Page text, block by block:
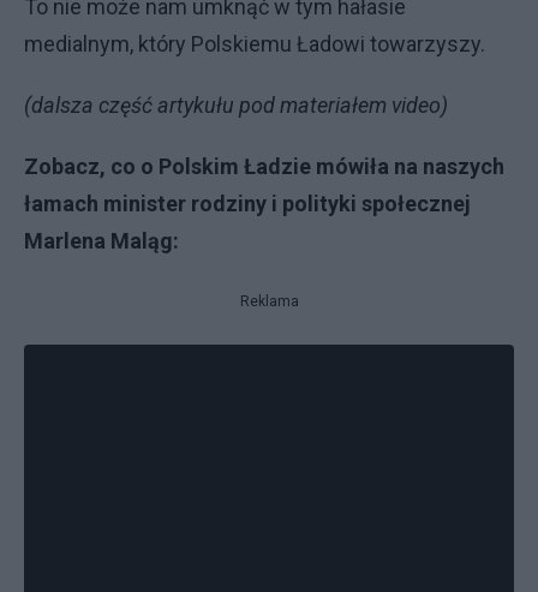
To nie może nam umknąć w tym hałasie
medialnym, który Polskiemu Ładowi towarzyszy.
(dalsza część artykułu pod materiałem video)
Zobacz, co o Polskim Ładzie mówiła na naszych
łamach minister rodziny i polityki społecznej
Marlena Maląg:
Reklama